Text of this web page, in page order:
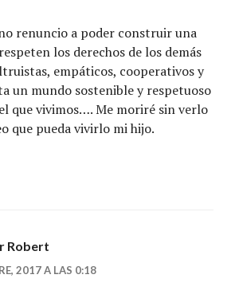
renuncio a poder construir una
los derechos de los demás
empáticos, cooperativos y
un mundo sostenible y respetuoso
que vivimos…. Me moriré sin verlo
que pueda vivirlo mi hijo.
Robert
2017 A LAS 0:18